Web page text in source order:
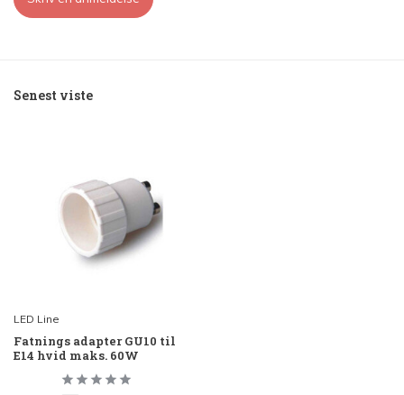
Senest viste
LED Line
Fatnings adapter GU10 til
E14 hvid maks. 60W